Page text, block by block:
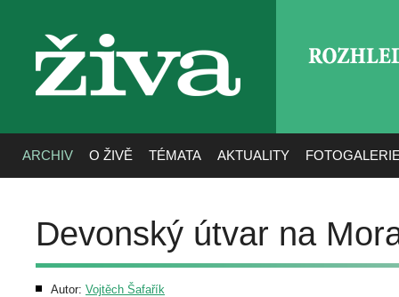
živa
ARCHIV O ŽIVĚ TÉMATA AKTUALITY
Devonský útvar na
Autor: Vojtěch Šafařík